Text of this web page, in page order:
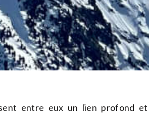
entre eux un lien profond